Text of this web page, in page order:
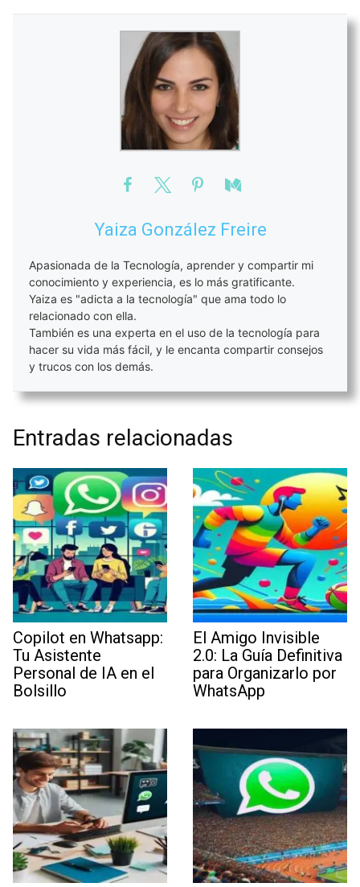
Yaiza González Freire
Apasionada de la Tecnología, aprender y compartir mi
conocimiento y experiencia, es lo más gratificante.
Yaiza es "adicta a la tecnología" que ama todo lo
relacionado con ella.
También es una experta en el uso de la tecnología para
hacer su vida más fácil, y le encanta compartir consejos
y trucos con los demás.
Entradas relacionadas
Copilot en Whatsapp:
Tu Asistente
Personal de IA en el
Bolsillo
El Amigo Invisible
2.0: La Guía Definitiva
para Organizarlo por
WhatsApp